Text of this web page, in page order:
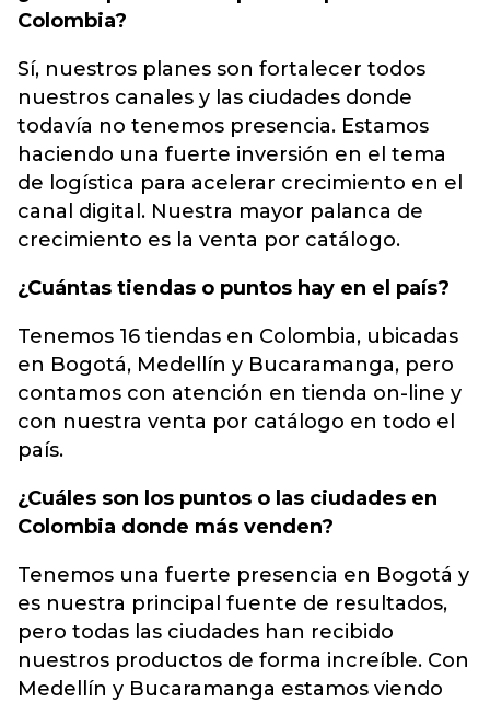
Colombia?
Sí, nuestros planes son fortalecer todos
nuestros canales y las ciudades donde
todavía no tenemos presencia. Estamos
haciendo una fuerte inversión en el tema
de logística para acelerar crecimiento en el
canal digital. Nuestra mayor palanca de
crecimiento es la venta por catálogo.
¿Cuántas tiendas o puntos hay en el país?
Tenemos 16 tiendas en Colombia, ubicadas
en Bogotá, Medellín y Bucaramanga, pero
contamos con atención en tienda on-line y
con nuestra venta por catálogo en todo el
país.
¿Cuáles son los puntos o las ciudades en
Colombia donde más venden?
Tenemos una fuerte presencia en Bogotá y
es nuestra principal fuente de resultados,
pero todas las ciudades han recibido
nuestros productos de forma increíble. Con
Medellín y Bucaramanga estamos viendo